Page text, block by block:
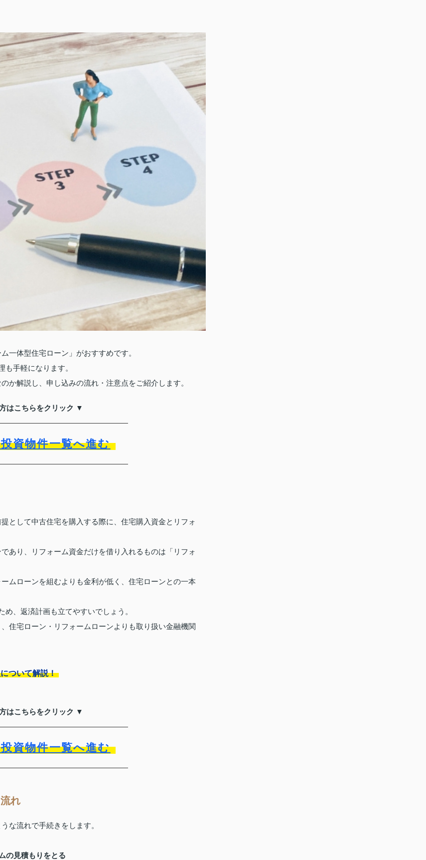
一体型住宅ローン」がおすすめです。
手軽になります。
か解説し、申し込みの流れ・注意点をご紹介します。
はこちらをクリック ▼
資物件一覧へ進む
として中古住宅を購入する際に、住宅購入資金とリフォ
あり、リフォーム資金だけを借り入れるものは「リフォ
ムローンを組むよりも金利が低く、住宅ローンとの一本
、返済計画も立てやすいでしょう。
住宅ローン・リフォームローンよりも取り扱い金融機関
ついて解説！
はこちらをクリック ▼
資物件一覧へ進む
れ
な流れで手続きをします。
の見積もりをとる